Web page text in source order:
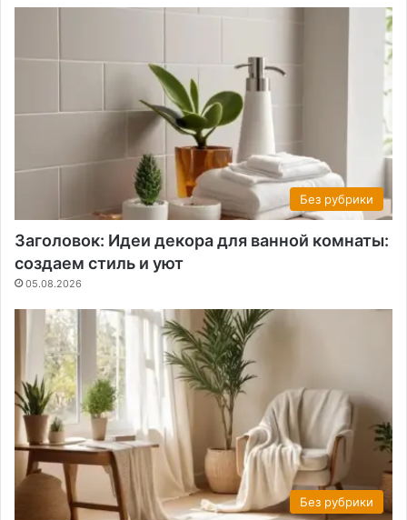
Без рубрики
Заголовок: Идеи декора для ванной комнаты:
создаем стиль и уют
05.08.2026
Без рубрики